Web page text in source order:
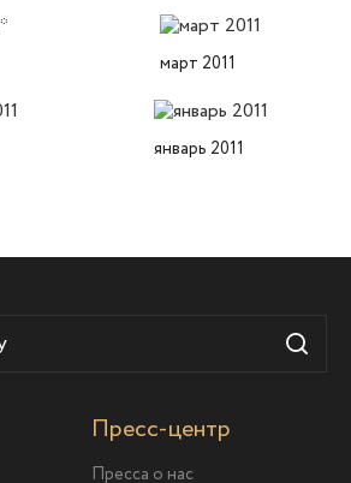
март 2011
январь 2011
Пресс-центр
Пресса о нас